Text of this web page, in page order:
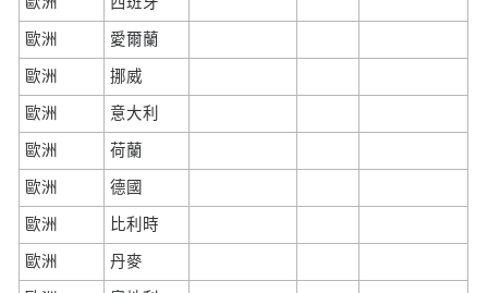
歐洲 愛爾蘭
歐洲 挪威
歐洲 意大利
歐洲 荷蘭
歐洲 德國
歐洲 比利時
歐洲 丹麥